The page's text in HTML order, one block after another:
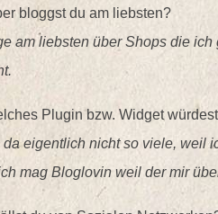
bloggst du am liebsten?
am liebsten über Shops die
Plugin bzw. Widget
da eigentlich nicht so viele, weil
mag Bloglovin weil der mir